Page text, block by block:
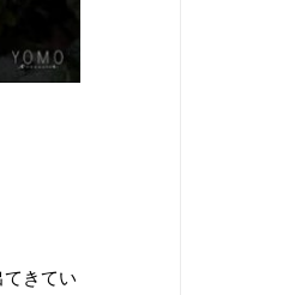
きてい